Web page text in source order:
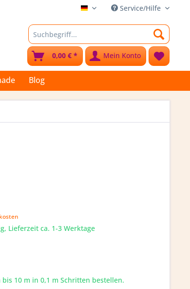
Stoffkleks Service/Hilfe
Mein Konto
0,00 € *
Blog
Lieferzeit ca. 1-3 Werktage
bis 10 m in 0,1 m Schritten bestellen.